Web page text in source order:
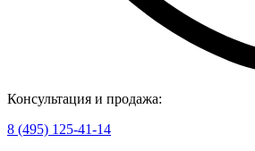
Консультация и продажа:
8 (495) 125-41-14